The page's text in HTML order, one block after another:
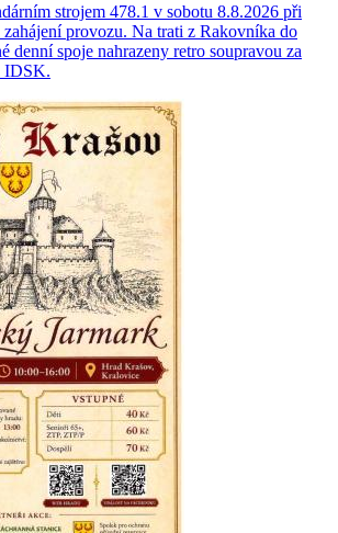
strojem 478.1 v sobotu 8.8.2026 při
provozu. Na trati z Rakovníka do
denní spoje nahrazeny retro soupravou za
IDSK.